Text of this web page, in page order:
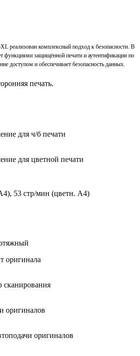
реализован комплексный подход к безопасности. В
функциями защищённой печати и аутентификации по
доступом и обеспечивает безопасность данных.
печать.
для ч/б печати
для цветной печати
53 стр/мин (цветн. А4)
оригинала
сканирования
оригиналов
оригиналов